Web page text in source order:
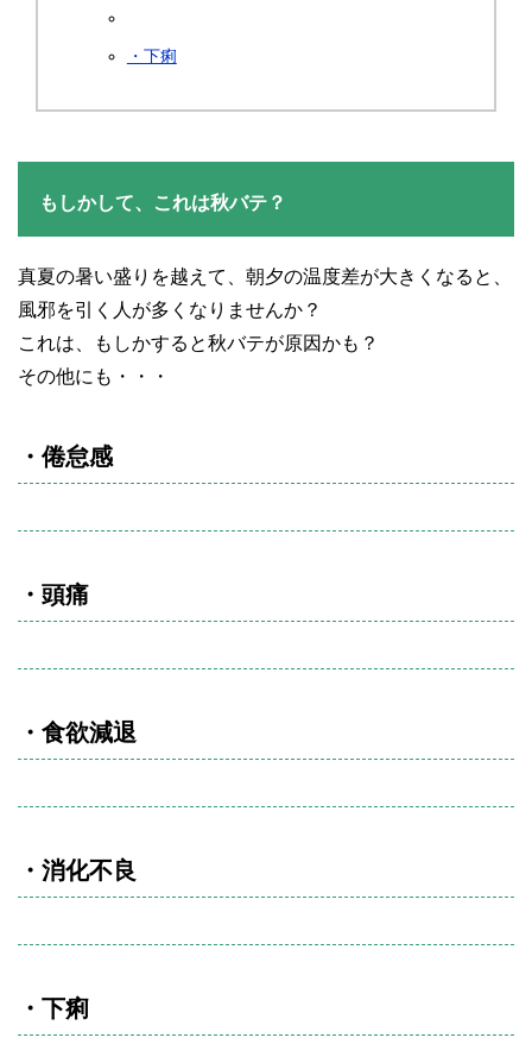
・下痢
もしかして、これは秋バテ？
真夏の暑い盛りを越えて、朝夕の温度差が大きくなると、
風邪を引く人が多くなりませんか？
これは、もしかすると秋バテが原因かも？
その他にも・・・
・倦怠感
・頭痛
・食欲減退
・消化不良
・下痢